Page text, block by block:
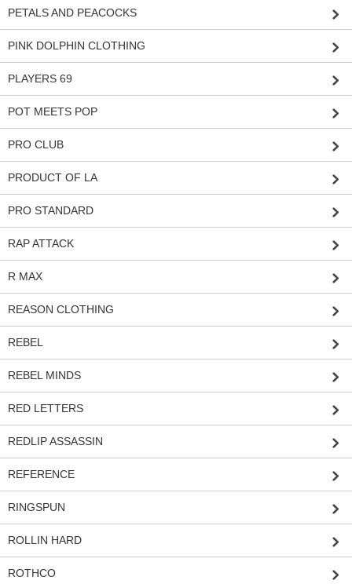
PETALS AND PEACOCKS
PINK DOLPHIN CLOTHING
PLAYERS 69
POT MEETS POP
PRO CLUB
PRODUCT OF LA
PRO STANDARD
RAP ATTACK
R MAX
REASON CLOTHING
REBEL
REBEL MINDS
RED LETTERS
REDLIP ASSASSIN
REFERENCE
RINGSPUN
ROLLIN HARD
ROTHCO